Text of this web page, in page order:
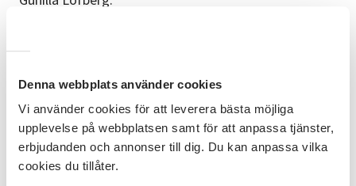
Denna webbplats använder cookies
Vi använder cookies för att leverera bästa möjliga
upplevelse på webbplatsen samt för att anpassa tjänster,
erbjudanden och annonser till dig. Du kan anpassa vilka
cookies du tillåter.
Bra att veta
Bekväma kläder du kan röra dig i, barfota alternativt
gympaskor. Fri parkering finns i anslutning till
lokalen.